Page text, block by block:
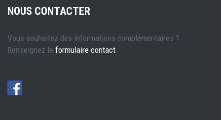
NOUS CONTACTER
Vous souhaitez des informations complémentaires ?
Renseignez le formulaire contact